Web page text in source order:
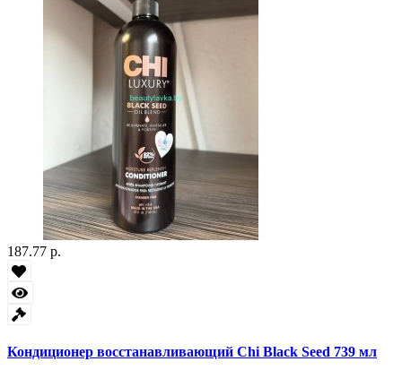
187.77 р.
Кондиционер восстанавливающий Chi Black Seed 739 мл